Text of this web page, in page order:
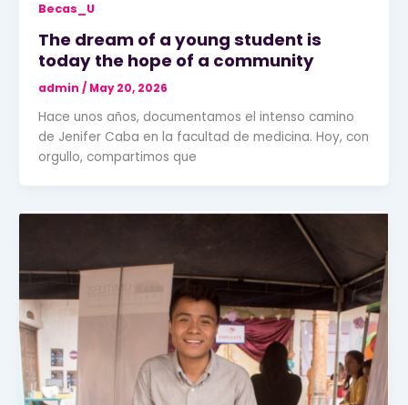
Becas_U
The dream of a young student is
today the hope of a community
admin / May 20, 2026
Hace unos años, documentamos el intenso camino
de Jenifer Caba en la facultad de medicina. Hoy, con
orgullo, compartimos que